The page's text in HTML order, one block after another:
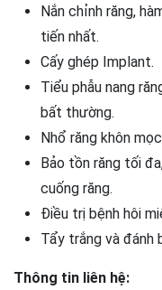
Nắn chỉnh răng,
tiến nhất.
Cấy ghép Implant.
Tiểu phẫu nang
bất thường.
Nhổ răng khôn
Bảo tồn răng tối
cuống răng.
Điều trị bệnh hôi
Tẩy trắng và đánh
Thông tin liên hệ: